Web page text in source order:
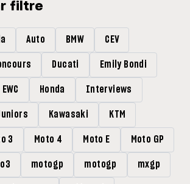
filtre
Auto BMW CEV
Ducati Emily Bondi
EWC Honda Interviews
Kawasaki KTM
3 Moto 4 Moto E Moto GP
motogp motogp mxgp